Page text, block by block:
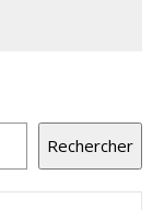
Rechercher